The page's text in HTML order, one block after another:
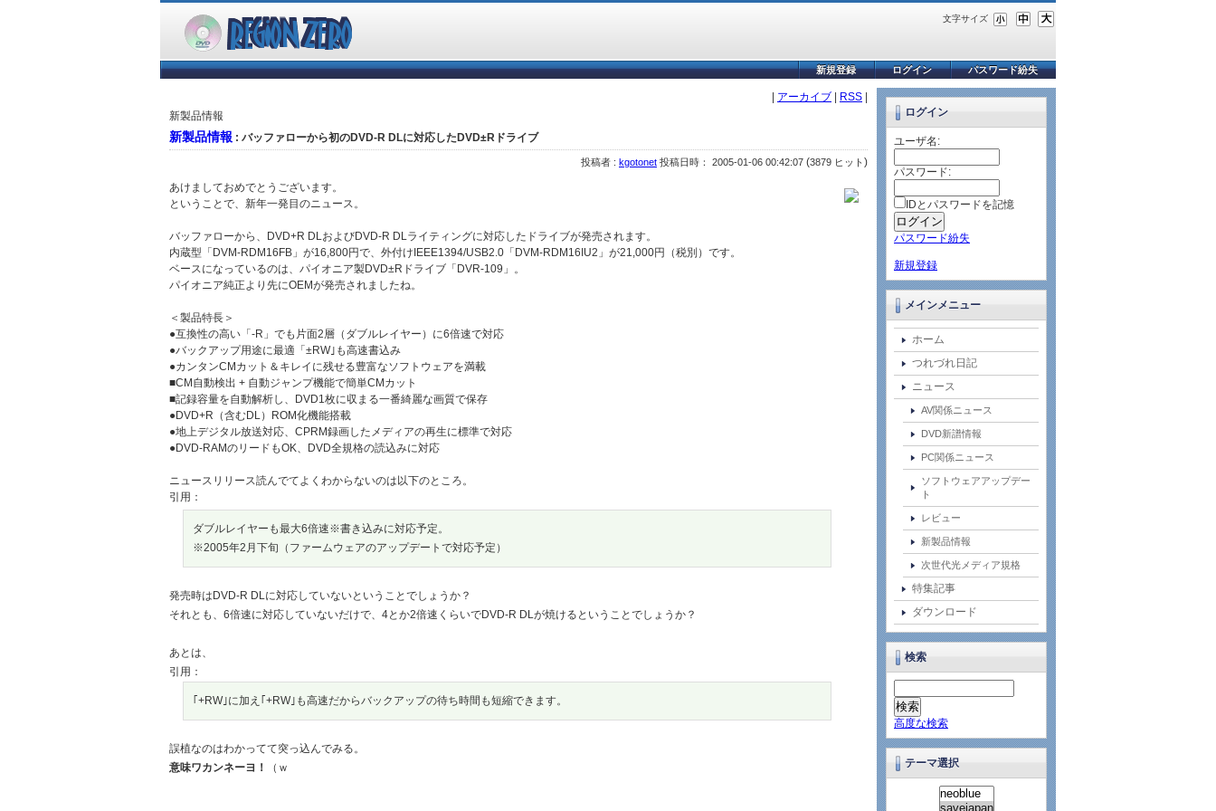
文字サイズ
パスワード紛失
ログイン
新規登録
アーカイブ RSS
新製品情報
新製品情報 : バッファローから初のDVD-R DLに対応したDVD±Rドライブ
投稿者 : kgotonet 投稿日時： 2005-01-06 00:42:07 (3879 ヒット)
あけましておめでとうございます。
ということで、新年一発目のニュース。
バッファローから、DVD+R DLおよびDVD-R DLライティングに対応したドライブが発売されます。
内蔵型「DVM-RDM16FB」が16,800円で、外付けIEEE1394/USB2.0「DVM-RDM16IU2」が21,000円（税別）です。
ベースになっているのは、パイオニア製DVD±Rドライブ「DVR-109」。
パイオニア純正より先にOEMが発売されましたね。
＜製品特長＞
●互換性の高い「-R」でも片面2層（ダブルレイヤー）に6倍速で対応
●バックアップ用途に最適「±RW｣も高速書込み
●カンタンCMカット＆キレイに残せる豊富なソフトウェアを満載
■CM自動検出 + 自動ジャンプ機能で簡単CMカット
■記録容量を自動解析し、DVD1枚に収まる一番綺麗な画質で保存
●DVD+R（含むDL）ROM化機能搭載
●地上デジタル放送対応、CPRM録画したメディアの再生に標準で対応
●DVD-RAMのリードもOK、DVD全規格の読込みに対応
ニュースリリース読んでてよくわからないのは以下のところ。
引用：
ダブルレイヤーも最大6倍速※書き込みに対応予定。
※2005年2月下旬（ファームウェアのアップデートで対応予定）
発売時はDVD-R DLに対応していないということでしょうか？
それとも、6倍速に対応していないだけで、4とか2倍速くらいでDVD-R DLが焼けるということでしょうか？
あとは、
引用：
｢+RW｣に加え｢+RW｣も高速だからバックアップの待ち時間も短縮できます。
誤植なのはわかってて突っ込んでみる。
意味ワカンネーヨ！
（ｗ
ログイン
ユーザ名:
パスワード:
IDとパスワードを記憶
パスワード紛失
新規登録
メインメニュー
ホーム
つれづれ日記
ニュース
AV関係ニュース
DVD新譜情報
PC関係ニュース
ソフトウェアアップデー
ト
レビュー
新製品情報
次世代光メディア規格
特集記事
ダウンロード
検索
高度な検索
テーマ選択